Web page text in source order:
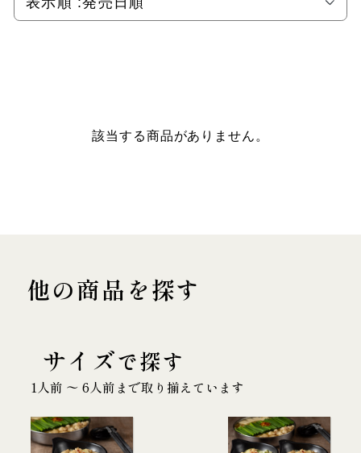
該当する商品がありません。
他の商品を探す
サイズで探す
1人前 〜 6人前まで取り揃えています